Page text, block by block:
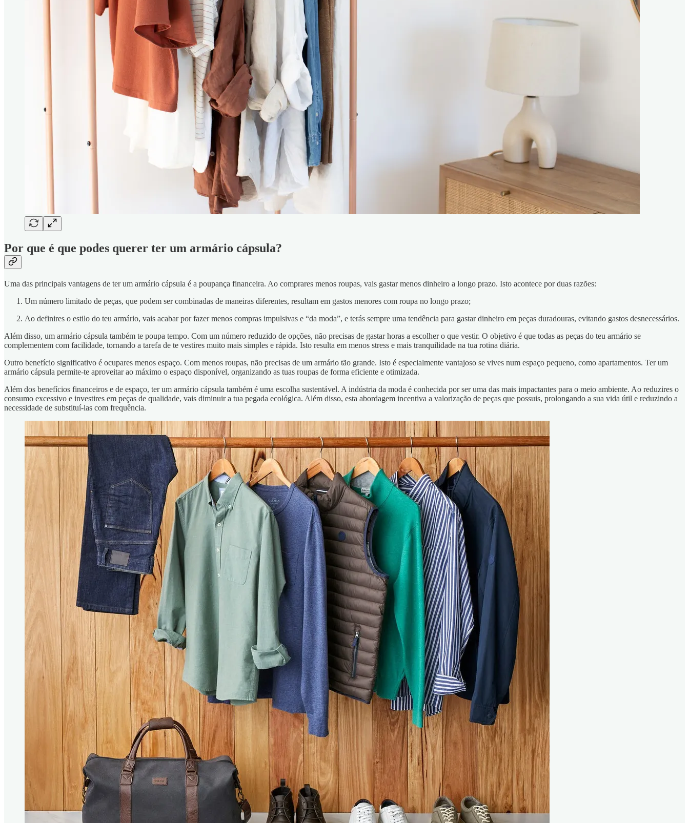
Por que é que podes querer ter um armário cápsula?
Uma das principais vantagens de ter um armário cápsula é a poupança financeira. Ao comprares menos roupas, vais gastar menos dinheiro a longo prazo. Isto acontece por duas razões:
Um número limitado de peças, que podem ser combinadas de maneiras diferentes, resultam em gastos menores com roupa no longo prazo;
Ao definires o estilo do teu armário, vais acabar por fazer menos compras impulsivas e “da moda”, e terás sempre uma tendência para gastar dinheiro em peças duradouras, evitando gastos desnecessários.
Além disso, um armário cápsula também te poupa tempo. Com um número reduzido de opções, não precisas de gastar horas a escolher o que vestir. O objetivo é que todas as peças do teu armário se
complementem com facilidade, tornando a tarefa de te vestires muito mais simples e rápida. Isto resulta em menos stress e mais tranquilidade na tua rotina diária.
Outro benefício significativo é ocupares menos espaço. Com menos roupas, não precisas de um armário tão grande. Isto é especialmente vantajoso se vives num espaço pequeno, como apartamentos. Ter um
armário cápsula permite-te aproveitar ao máximo o espaço disponível, organizando as tuas roupas de forma eficiente e otimizada.
Além dos benefícios financeiros e de espaço, ter um armário cápsula também é uma escolha sustentável. A indústria da moda é conhecida por ser uma das mais impactantes para o meio ambiente. Ao reduzires o
consumo excessivo e investires em peças de qualidade, vais diminuir a tua pegada ecológica. Além disso, esta abordagem incentiva a valorização de peças que possuis, prolongando a sua vida útil e reduzindo a
necessidade de substituí-las com frequência.